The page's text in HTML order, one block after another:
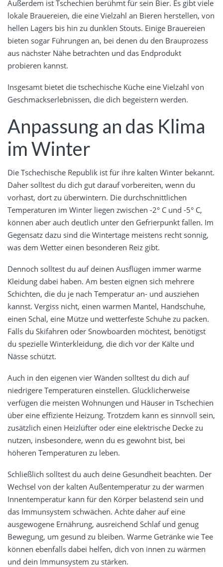
Außerdem ist Tschechien berühmt für sein Bier. Es gibt viele
lokale Brauereien, die eine Vielzahl an Bieren herstellen, von
hellen Lagers bis hin zu dunklen Stouts. Einige Brauereien
bieten sogar Führungen an, bei denen du den Brauprozess
aus nächster Nähe betrachten und das Endprodukt
probieren kannst.
Insgesamt bietet die tschechische Küche eine Vielzahl von
Geschmackserlebnissen, die dich begeistern werden.
Anpassung an das Klima
im Winter
Die Tschechische Republik ist für ihre kalten Winter bekannt.
Daher solltest du dich gut darauf vorbereiten, wenn du
vorhast, dort zu überwintern. Die durchschnittlichen
Temperaturen im Winter liegen zwischen -2° C und -5° C,
können aber auch deutlich unter den Gefrierpunkt fallen. Im
Gegensatz dazu sind die Wintertage meistens recht sonnig,
was dem Wetter einen besonderen Reiz gibt.
Dennoch solltest du auf deinen Ausflügen immer warme
Kleidung dabei haben. Am besten eignen sich mehrere
Schichten, die du je nach Temperatur an- und ausziehen
kannst. Vergiss nicht, einen warmen Mantel, Handschuhe,
einen Schal, eine Mütze und wetterfeste Schuhe zu packen.
Falls du Skifahren oder Snowboarden möchtest, benötigst
du spezielle Winterkleidung, die dich vor der Kälte und
Nässe schützt.
Auch in den eigenen vier Wänden solltest du dich auf
niedrigere Temperaturen einstellen. Glücklicherweise
verfügen die meisten Wohnungen und Häuser in Tschechien
über eine effiziente Heizung. Trotzdem kann es sinnvoll sein,
zusätzlich einen Heizlüfter oder eine elektrische Decke zu
nutzen, insbesondere, wenn du es gewohnt bist, bei
höheren Temperaturen zu leben.
Schließlich solltest du auch deine Gesundheit beachten. Der
Wechsel von der kalten Außentemperatur zu der warmen
Innentemperatur kann für den Körper belastend sein und
das Immunsystem schwächen. Achte daher auf eine
ausgewogene Ernährung, ausreichend Schlaf und genug
Bewegung, um gesund zu bleiben. Warme Getränke wie Tee
können ebenfalls dabei helfen, dich von innen zu wärmen
und dein Immunsystem zu stärken.